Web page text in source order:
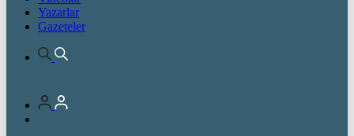
Yazarlar
Gazeteler